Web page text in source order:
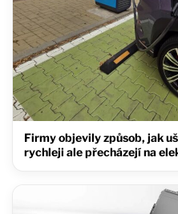
Firmy objevily způsob, jak
rychleji ale přecházejí na